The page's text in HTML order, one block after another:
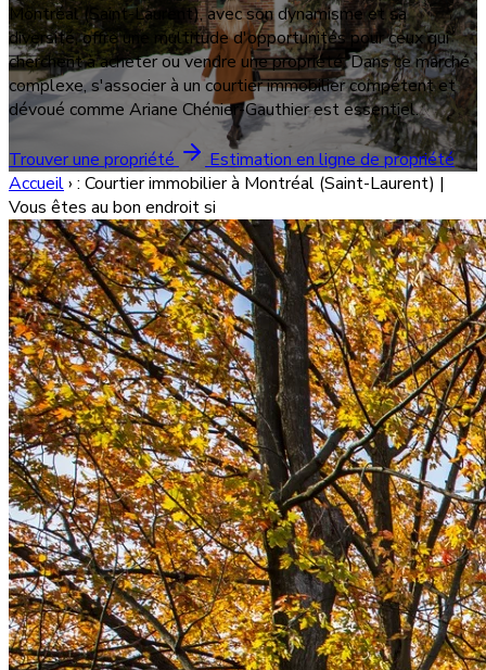
Montréal (Saint-Laurent), avec son dynamisme et sa
diversité, offre une multitude d'opportunités pour ceux qui
cherchent à acheter ou vendre une propriété. Dans ce marché
complexe, s'associer à un courtier immobilier compétent et
dévoué comme Ariane Chénier-Gauthier est essentiel.
Trouver une propriété
Estimation en ligne de propriété
Accueil› : Courtier immobilier à Montréal (Saint-Laurent) |
Vous êtes au bon endroit si